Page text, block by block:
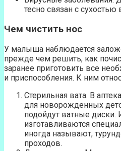
тесно связан с сухостью
Чем чистить нос
У малыша наблюдается
прежде чем решить, как
заранее приготовить все
и приспособления. К ним
Стерильная вата. В
для новорожденных
подойдут ватные
изготавливаются
иногда называют,
проходов.